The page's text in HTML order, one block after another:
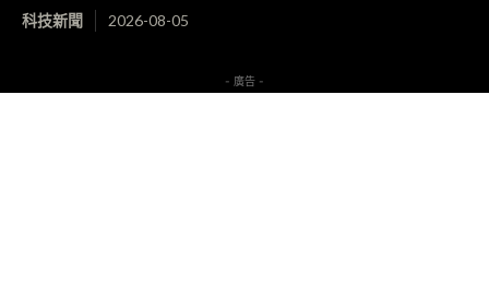
科技新聞 2026-08-05
- 廣告 -